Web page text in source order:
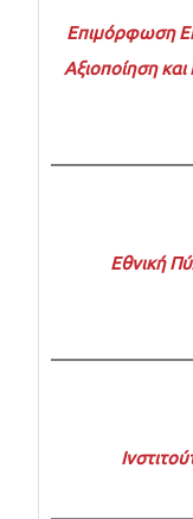
Επιμόρφωση
Αξιοποίηση
Εθνική